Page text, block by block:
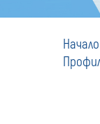
Начало